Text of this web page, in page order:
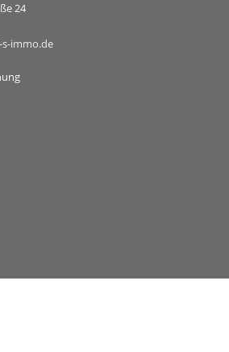
24
immo.de